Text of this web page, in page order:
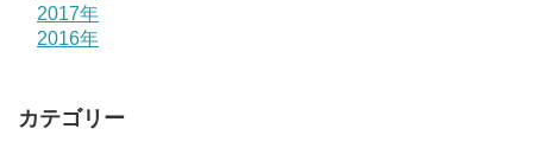
2017年
2016年
カテゴリー